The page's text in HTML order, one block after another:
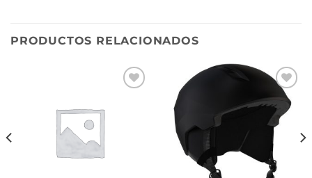
PRODUCTOS RELACIONADOS
Añadir
a la
lista de
deseos